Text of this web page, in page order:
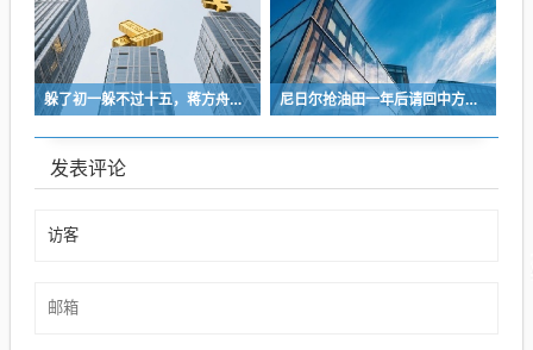
躲了初一躲不过十五，蒋方舟论文事件惊人反转 尼日尔抢油田一年后请回中方，有人说咱们还是吃了亏，真相是什么？
发表评论